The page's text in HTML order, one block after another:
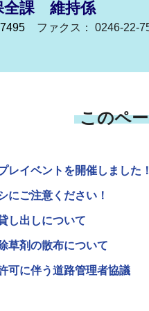
全課 維持係
ファクス： 0246-22-
このペ
レイベントを開催しました！
にご注意ください！
し出しについて
草剤の散布について
可に伴う道路管理者協議